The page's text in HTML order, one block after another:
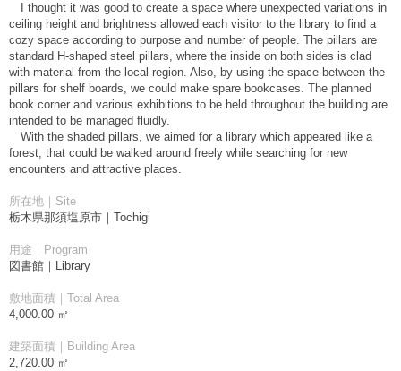
I thought it was good to create a space where unexpected variations in
ceiling height and brightness allowed each visitor to the library to find a
cozy space according to purpose and number of people. The pillars are
standard H-shaped steel pillars, where the inside on both sides is clad
with material from the local region. Also, by using the space between the
pillars for shelf boards, we could make spare bookcases. The planned
book corner and various exhibitions to be held throughout the building are
intended to be managed fluidly.
With the shaded pillars, we aimed for a library which appeared like a
forest, that could be walked around freely while searching for new
encounters and attractive places.
所在地｜Site
栃木県那須塩原市｜Tochigi
用途｜Program
図書館｜Library
敷地面積｜Total Area
4,000.00 ㎡
建築面積｜Building Area
2,720.00 ㎡